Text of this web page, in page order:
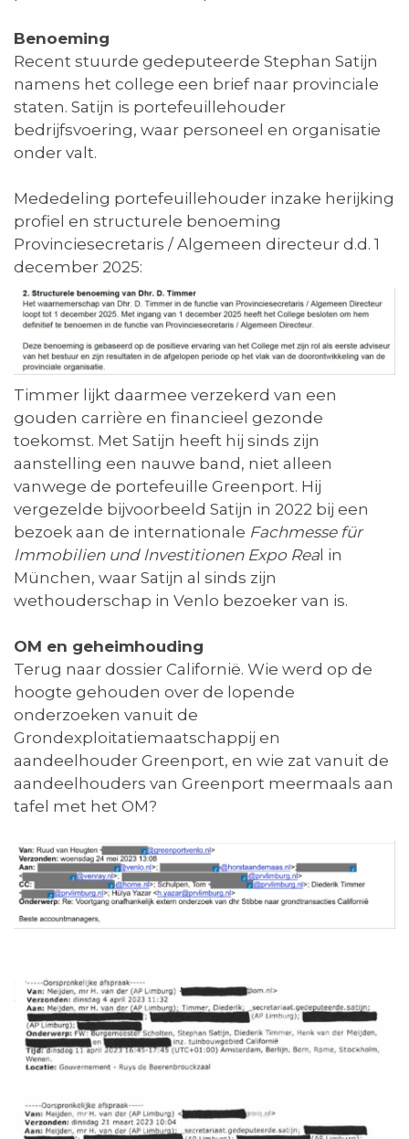
Benoeming
Recent stuurde gedeputeerde Stephan Satijn
namens het college een brief naar provinciale
staten. Satijn is portefeuillehouder
bedrijfsvoering, waar personeel en organisatie
onder valt.
Mededeling portefeuillehouder inzake herijking
profiel en structurele benoeming
Provinciesecretaris / Algemeen directeur d.d. 1
december 2025:
Timmer lijkt daarmee verzekerd van een
gouden carrière en financieel gezonde
toekomst. Met Satijn heeft hij sinds zijn
aanstelling een nauwe band, niet alleen
vanwege de portefeuille Greenport. Hij
vergezelde bijvoorbeeld Satijn in 2022 bij een
bezoek aan de internationale Fachmesse für
lmmobilien und lnvestitionen Expo Real in
München, waar Satijn al sinds zijn
wethouderschap in Venlo bezoeker van is.
OM en geheimhouding
Terug naar dossier Californië. Wie werd op de
hoogte gehouden over de lopende
onderzoeken vanuit de
Grondexploitatiemaatschappij en
aandeelhouder Greenport, en wie zat vanuit de
aandeelhouders van Greenport meermaals aan
tafel met het OM?